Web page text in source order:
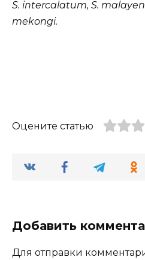
S. intercalatum, S.
mekongi.
Оцените статью
Добавить
Для отправки